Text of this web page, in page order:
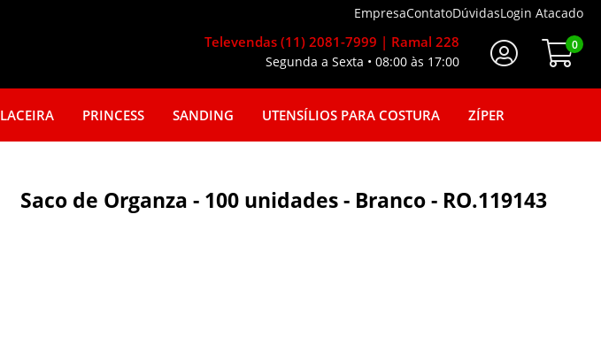
EmpresaContatoDúvidasLogin Atacado
0
Televendas (11) 2081-7999 | Ramal 228
Segunda a Sexta • 08:00 às 17:00
LACEIRA PRINCESS SANDING UTENSÍLIOS PARA COSTURA ZÍPER
Saco de Organza - 100 unidades - Branco - RO.119143